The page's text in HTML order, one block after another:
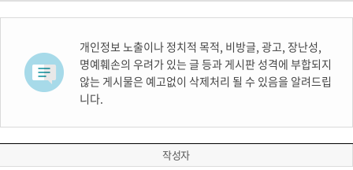
개인정보 노출이나 정치적 목적, 비방글, 광고, 장난성,
명예훼손의 우려가 있는 글 등과 게시판 성격에 부합되지
않는 게시물은 예고없이 삭제처리 될 수 있음을 알려드립
니다.
작성자